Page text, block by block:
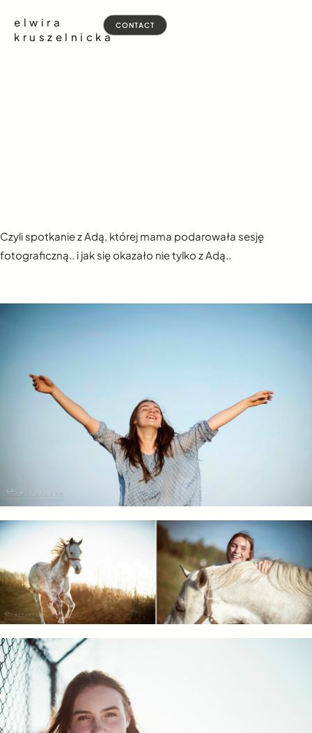
elwira
kruszelnicka
CONTACT
Czyli spotkanie z Adą, której mama podarowała sesję
fotograficzną.. i jak się okazało nie tylko z Adą..